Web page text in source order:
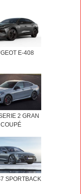
E-408
2 GRAN
COUPÉ
SPORTBACK